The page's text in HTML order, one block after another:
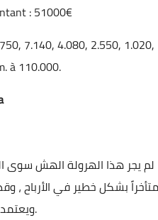
: 51000€
7.140, 4.080, 2.550, 1.020,
à 110.000.
متأخراً بشكل خطير في الأرباح ،
ويعتمد على مستقر في الشكل ، يجب أن يناضل من أجل تصنيف ممتاز.